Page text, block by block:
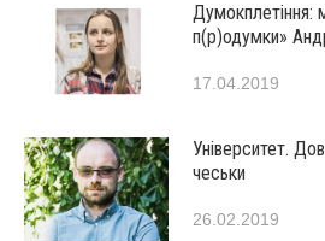
Думокплетіння:
п(р)одумки»
17.04.2019
Університет.
чеськи
26.02.2019